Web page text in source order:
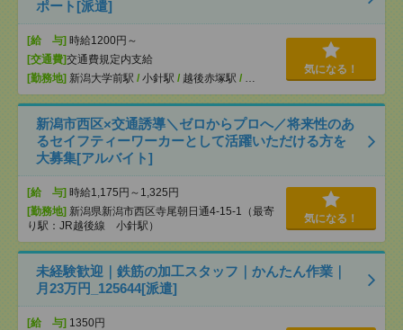
ポート[派遣]
[給 与] 時給1200円～
[交通費]交通費規定内支給
[勤務地] 新潟大学前駅 / 小針駅 / 越後赤塚駅 / …
気になる！
新潟市西区×交通誘導＼ゼロからプロへ／将来性のあ
るセイフティーワーカーとして活躍いただける方を
大募集[アルバイト]
[給 与] 時給1,175円～1,325円
[勤務地] 新潟県新潟市西区寺尾朝日通4-15-1（最寄
り駅：JR越後線 小針駅）
気になる！
未経験歓迎｜鉄筋の加工スタッフ｜かんたん作業｜
月23万円_125644[派遣]
[給 与] 1350円